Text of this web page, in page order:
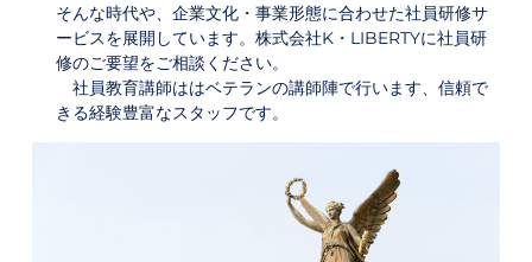
そんな時代や、企業文化・事業形態に合わせた社員研修サ
ービスを展開しています。株式会社K・LIBERTYに社員研
修のご要望をご相談ください。
社員教育講師ははベテランの講師陣で行います、信頼で
きる経験豊富なスタッフです。